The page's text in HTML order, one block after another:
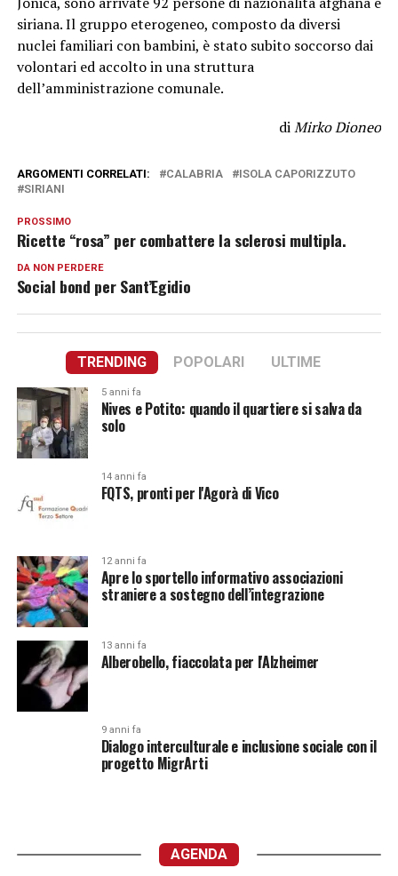
siriana. Il gruppo eterogeneo, composto da diversi
nuclei familiari con bambini, è stato subito soccorso dai
volontari ed accolto in una struttura
dell’amministrazione comunale.
diMirko Dioneo
ARGOMENTI CORRELATI: CALABRIA
ISOLA CAPORIZZUTO
SIRIANI
PROSSIMO
Ricette “rosa” per combattere la sclerosi multipla.
DA NON PERDERE
Social bond per Sant’Egidio
TRENDING POPOLARI ULTIME
5 anni fa
Nives e Potito: quando il quartiere si salva da
solo
14 anni fa
FQTS, pronti per l'Agorà di Vico
12 anni fa
Apre lo sportello informativo associazioni
straniere a sostegno dell’integrazione
13 anni fa
Alberobello, fiaccolata per l'Alzheimer
9 anni fa
Dialogo interculturale e inclusione sociale con il
progetto MigrArti
AGENDA